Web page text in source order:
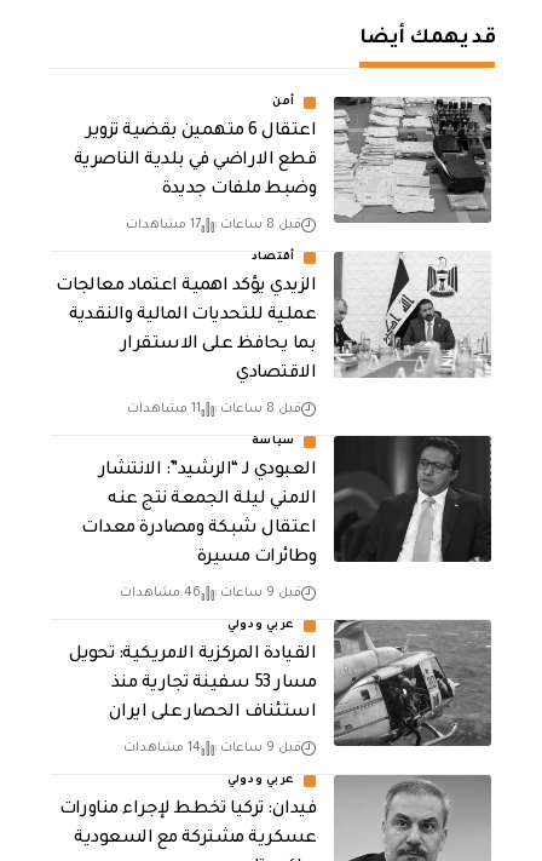
قد يهمك أيضا
أمن
اعتقال 6 متهمين بقضية تزوير
قطع الاراضي في بلدية الناصرية
وضبط ملفات جديدة
قبل 8 ساعات 17 مشاهدات
أقتصاد
الزيدي يؤكد اهمية اعتماد معالجات
عملية للتحديات المالية والنقدية
بما يحافظ على الاستقرار
الاقتصادي
قبل 8 ساعات 11 مشاهدات
سياسة
العبودي لـ “الرشيد”: الانتشار
الامني ليلة الجمعة نتج عنه
اعتقال شبكة ومصادرة معدات
وطائرات مسيرة
قبل 9 ساعات 46 مشاهدات
عربي ودولي
القيادة المركزية الامريكية: تحويل
مسار 53 سفينة تجارية منذ
استئناف الحصار على ايران
قبل 9 ساعات 14 مشاهدات
عربي ودولي
فيدان: تركيا تخطط لإجراء مناورات
عسكرية مشتركة مع السعودية